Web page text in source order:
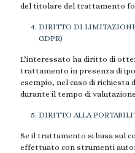
del titolare del trattamento
DIRITTO DI
GDPR)
L’interessato ha diritto di
trattamento in presenza di
esempio, nel caso di richiesta
durante il tempo di
DIRITTO ALLA
Se il trattamento si basa sul
effettuato con strumenti